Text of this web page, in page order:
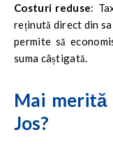
Costuri reduse:
reținută direct din
permite să
suma câștigată.
Mai merită
Jos?